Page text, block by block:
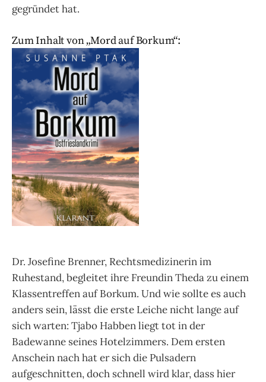
gegründet hat.
Zum Inhalt von „Mord auf Borkum“:
Dr. Josefine Brenner, Rechtsmedizinerin im
Ruhestand, begleitet ihre Freundin Theda zu einem
Klassentreffen auf Borkum. Und wie sollte es auch
anders sein, lässt die erste Leiche nicht lange auf
sich warten: Tjabo Habben liegt tot in der
Badewanne seines Hotelzimmers. Dem ersten
Anschein nach hat er sich die Pulsadern
aufgeschnitten, doch schnell wird klar, dass hier